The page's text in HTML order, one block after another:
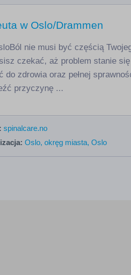
w Oslo/Drammen
nie musi być częścią
czekać, aż problem stanie
do zdrowia oraz pełnej
przyczynę ...
spinalcare.no
Oslo, okręg miasta, Oslo